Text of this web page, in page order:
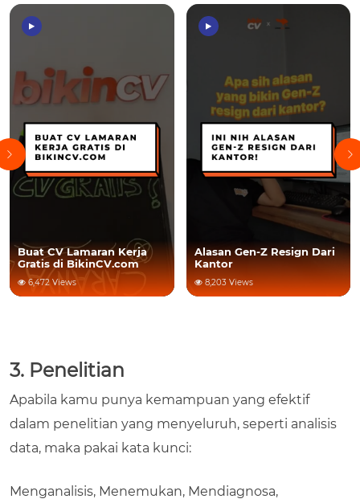
Alasan Gen-Z Resign Dari
Kantor
8,203 Views
Fresh Graduate Wajib Tau!
Ini Tips Hadapi Kerja
Pertama.
5,151 Views
3. Penelitian
Apabila kamu punya kemampuan yang efektif
dalam penelitian yang menyeluruh, seperti analisis
data, maka pakai kata kunci:
Menganalisis, Menemukan, Mendiagnosa,